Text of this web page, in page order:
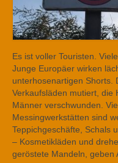
Es ist voller Touristen.
Junge Europäer wirken
unterhosenartigen Shorts.
Verkaufsläden mutiert, die
Männer verschwunden.
Messingwerkstätten sind
Teppichgeschäfte, Schals
– Kosmetikläden und
geröstete Mandeln, geben